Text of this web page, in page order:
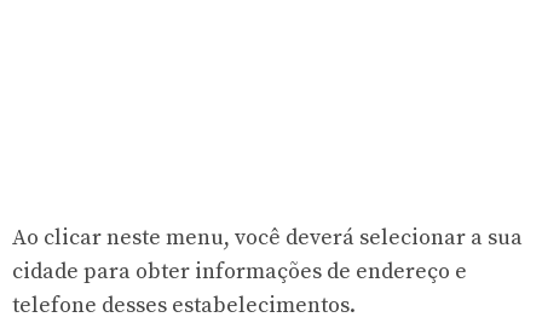
Ao clicar neste menu, você deverá selecionar a sua
cidade para obter informações de endereço e
telefone desses estabelecimentos.